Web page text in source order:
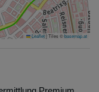
Leaflet|Tiles ©basemap.at